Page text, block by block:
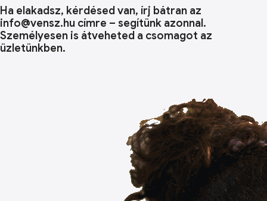
Ha elakadsz, kérdésed van, írj bátran az
info@vensz.hu címre – segítünk azonnal.
Személyesen is átveheted a csomagot az
üzletünkben.